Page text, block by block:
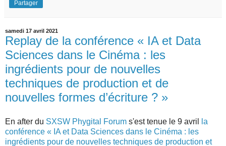
Partager
samedi 17 avril 2021
Replay de la conférence « IA et Data
Sciences dans le Cinéma : les
ingrédients pour de nouvelles
techniques de production et de
nouvelles formes d’écriture ? »
En after du SXSW Phygital Forum s'est tenue le 9 avril
la
conférence « IA et Data Sciences dans le Cinéma : les
ingrédients pour de nouvelles techniques de production et